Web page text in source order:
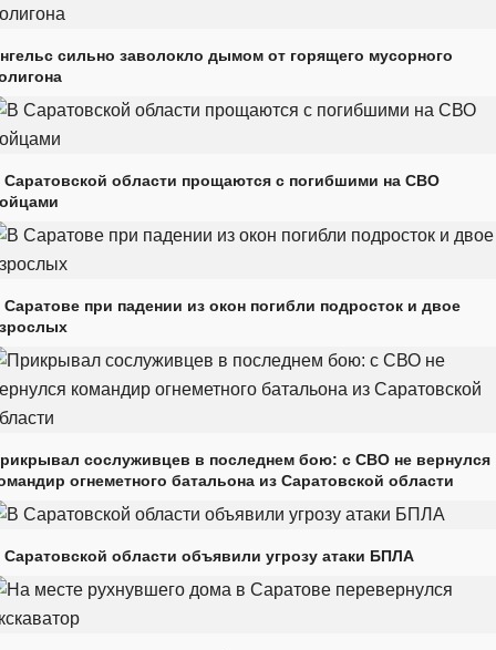
сильно заволокло дымом от горящего мусорного
Саратовской области прощаются с погибшими на СВО
Саратове при падении из окон погибли подросток и двое
сослуживцев в последнем бою: с СВО не вернулся
огнеметного батальона из Саратовской области
Саратовской области объявили угрозу атаки БПЛА